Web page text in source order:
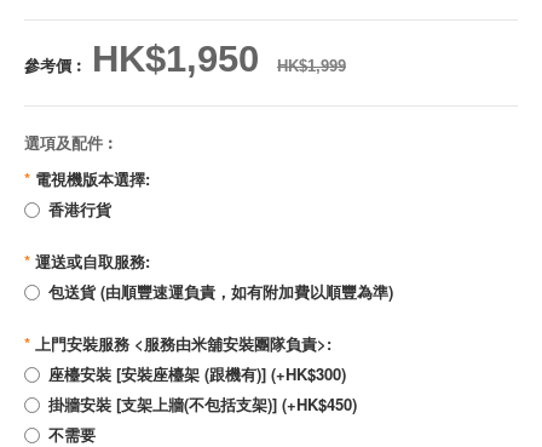
參考價︰ HK$1,950 HK$1,999
選項及配件︰
* 電視機版本選擇:
香港行貨
* 運送或自取服務:
包送貨 (由順豐速運負責，如有附加費以順豐為準)
* 上門安裝服務 <服務由米舖安裝團隊負責>:
座檯安裝 [安裝座檯架 (跟機有)] (+HK$300)
掛牆安裝 [支架上牆(不包括支架)] (+HK$450)
不需要